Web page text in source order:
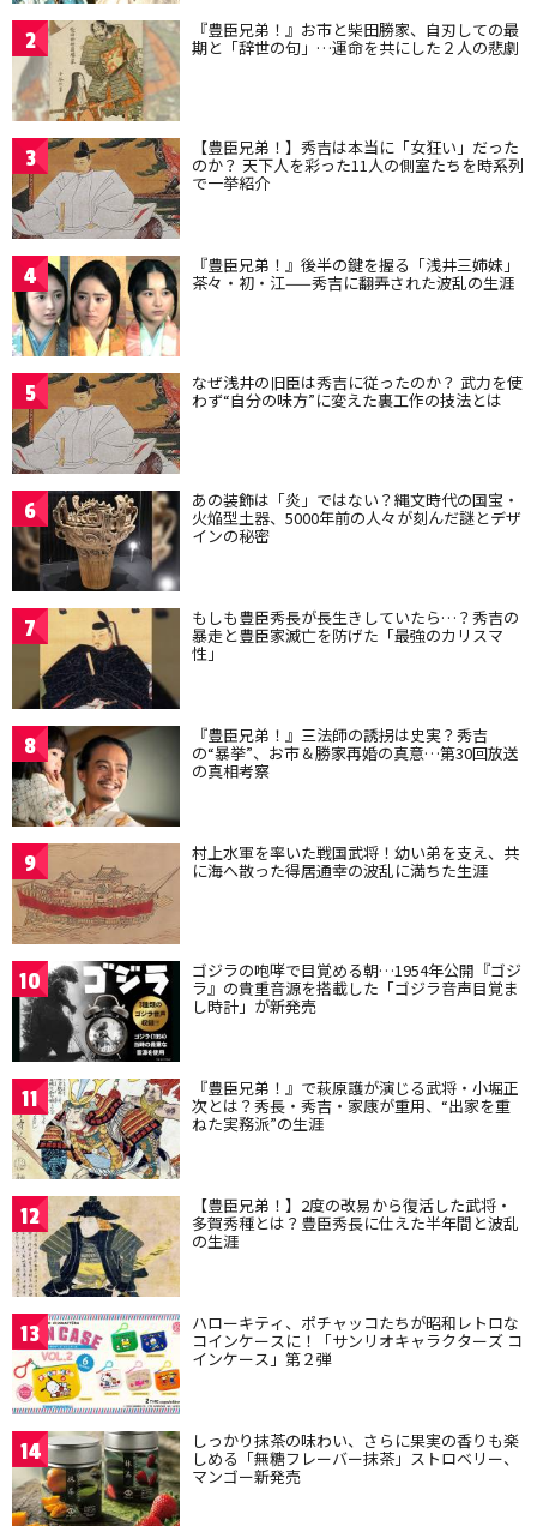
2 『豊臣兄弟！』お市と柴田勝家、自刃しての最
期と「辞世の句」…運命を共にした２人の悲劇
3 【豊臣兄弟！】秀吉は本当に「女狂い」だった
のか？ 天下人を彩った11人の側室たちを時系列
で一挙紹介
4 『豊臣兄弟！』後半の鍵を握る「浅井三姉妹」
茶々・初・江——秀吉に翻弄された波乱の生涯
5 なぜ浅井の旧臣は秀吉に従ったのか？ 武力を使
わず“自分の味方”に変えた裏工作の技法とは
6 あの装飾は「炎」ではない？縄文時代の国宝・
火焔型土器、5000年前の人々が刻んだ謎とデザ
インの秘密
7 もしも豊臣秀長が長生きしていたら…？秀吉の
暴走と豊臣家滅亡を防げた「最強のカリスマ
性」
8 『豊臣兄弟！』三法師の誘拐は史実？秀吉
の“暴挙”、お市＆勝家再婚の真意…第30回放送
の真相考察
9 村上水軍を率いた戦国武将！幼い弟を支え、共
に海へ散った得居通幸の波乱に満ちた生涯
10 ゴジラの咆哮で目覚める朝…1954年公開『ゴジ
ラ』の貴重音源を搭載した「ゴジラ音声目覚ま
し時計」が新発売
11 『豊臣兄弟！』で萩原護が演じる武将・小堀正
次とは？秀長・秀吉・家康が重用、“出家を重
ねた実務派”の生涯
12 【豊臣兄弟！】2度の改易から復活した武将・
多賀秀種とは？豊臣秀長に仕えた半年間と波乱
の生涯
13 ハローキティ、ポチャッコたちが昭和レトロな
コインケースに！「サンリオキャラクターズ コ
インケース」第２弾
14 しっかり抹茶の味わい、さらに果実の香りも楽
しめる「無糖フレーバー抹茶」ストロベリー、
マンゴー新発売